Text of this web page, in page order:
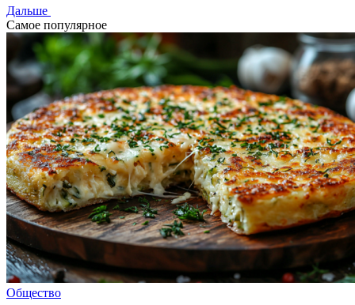
Дальше
Самое популярное
Общество